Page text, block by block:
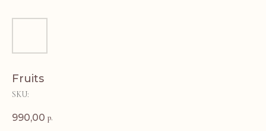
Fruits
SKU:
990,00 р.